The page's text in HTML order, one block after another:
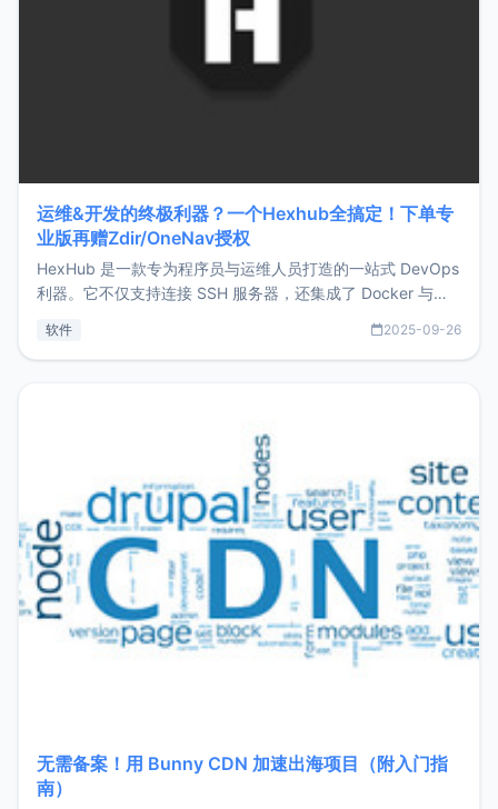
运维&开发的终极利器？一个Hexhub全搞定！下单专
业版再赠Zdir/OneNav授权
HexHub 是一款专为程序员与运维人员打造的一站式 DevOps
利器。它不仅支持连接 SSH 服务器，还集成了 Docker 与常
件间频繁切换，仅凭 HexHub 即可同时搞定运维与数据库操
软件 2025-09-26
无需备案！用 Bunny CDN 加速出海项目（附入门指
南）